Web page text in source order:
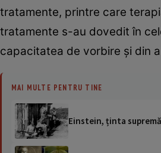
tratamente, printre care
tratamente s-au dovedit în
capacitatea de vorbire și din
MAI MULTE PENTRU TINE
Einstein, ținta